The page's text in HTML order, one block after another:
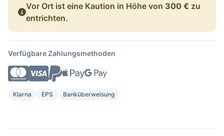
Vor Ort ist eine Kaution in Höhe von 300 € zu
entrichten.
Verfügbare Zahlungsmethoden
Klarna EPS Banküberweisung